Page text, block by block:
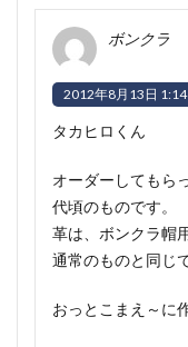
ボンクラ
2012年8月13日 1:14
タカヒロくん
オーダーしてもら
代頃のものです。
革は、ボンクラ帽
通常のものと同じ
おっとこまえ～に